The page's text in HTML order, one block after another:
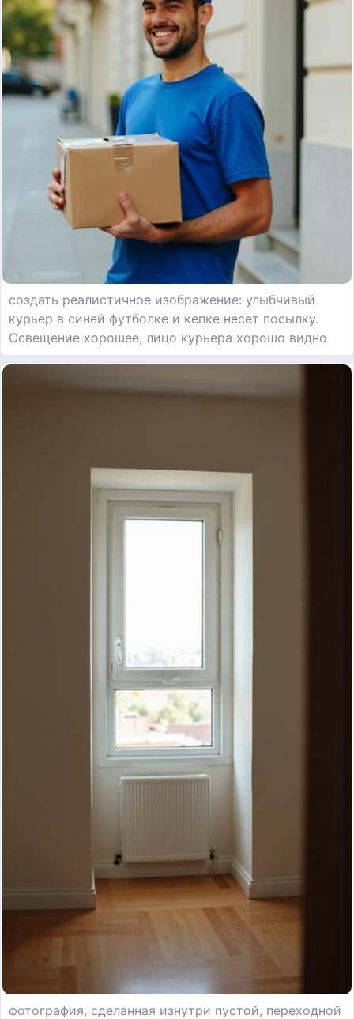
создать реалистичное изображение: улыбчивый
курьер в синей футболке и кепке несет посылку.
Освещение хорошее, лицо курьера хорошо видно
фотография, сделанная изнутри пустой, переходной